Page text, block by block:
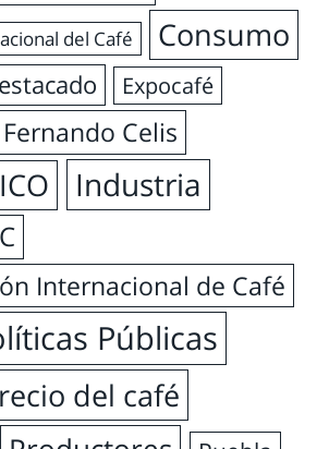
del Café Consumo
Expocafé
Fernando Celis
ICO Industria
Internacional de Café
Públicas
del café